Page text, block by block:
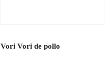
Vori Vori de pollo